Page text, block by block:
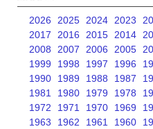
2026 2025 2024 2023
2017
2016 2015 2014
2008
2007 2006 2005
1999
1998 1997 1996
1990
1989 1988 1987
1981
1980 1979 1978
1972
1971 1970 1969
1963
1962 1961 1960